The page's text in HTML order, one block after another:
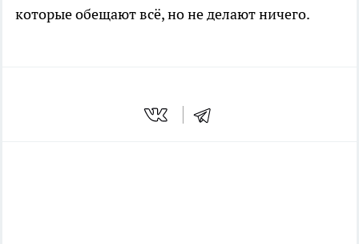
которые обещают всё, но не делают ничего.